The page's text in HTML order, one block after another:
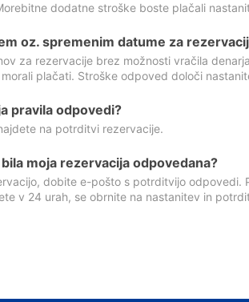
dodatne stroške boste plačali
oz. spremenim datume za
za rezervacije brez možnosti vračila
plačati. Stroške odpoved določi
pravila odpovedi?
na potrditvi rezervacije.
moja rezervacija odpovedana?
dobite e-pošto s potrditvijo odpovedi.
v 24 urah, se obrnite na nastanitev in